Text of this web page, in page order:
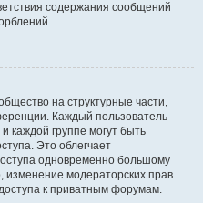
содержания сообщений
на структурные части,
Каждый пользователь
каждой группе могут быть
Это облегчает
одновременно большому
изменение модераторских прав
к приватным форумам.